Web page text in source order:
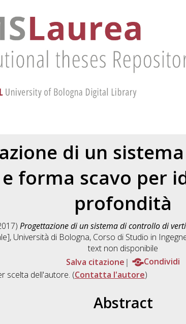
di un
forma scavo per
profondità
Progettazione di un sistema di controllo di
Università di Bologna, Corso di Studio in
text non disponibile
Salva citazione
Condividi
scelta dell'autore. (Contatta l'autore)
Abstract